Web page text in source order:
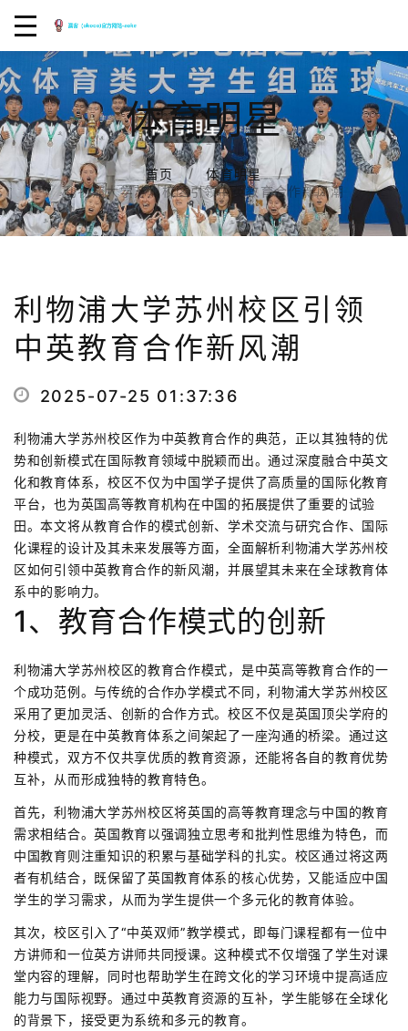
体育明星
首页
体育明星
利物浦大学苏州校区引领中英教育合作新风潮
利物浦大学苏州校区引领
中英教育合作新风潮
2025-07-25 01:37:36
利物浦大学苏州校区作为中英教育合作的典范，正以其独特的优
势和创新模式在国际教育领域中脱颖而出。通过深度融合中英文
化和教育体系，校区不仅为中国学子提供了高质量的国际化教育
平台，也为英国高等教育机构在中国的拓展提供了重要的试验
田。本文将从教育合作的模式创新、学术交流与研究合作、国际
化课程的设计及其未来发展等方面，全面解析利物浦大学苏州校
区如何引领中英教育合作的新风潮，并展望其未来在全球教育体
系中的影响力。
1、教育合作模式的创新
利物浦大学苏州校区的教育合作模式，是中英高等教育合作的一
个成功范例。与传统的合作办学模式不同，利物浦大学苏州校区
采用了更加灵活、创新的合作方式。校区不仅是英国顶尖学府的
分校，更是在中英教育体系之间架起了一座沟通的桥梁。通过这
种模式，双方不仅共享优质的教育资源，还能将各自的教育优势
互补，从而形成独特的教育特色。
首先，利物浦大学苏州校区将英国的高等教育理念与中国的教育
需求相结合。英国教育以强调独立思考和批判性思维为特色，而
中国教育则注重知识的积累与基础学科的扎实。校区通过将这两
者有机结合，既保留了英国教育体系的核心优势，又能适应中国
学生的学习需求，从而为学生提供一个多元化的教育体验。
其次，校区引入了“中英双师”教学模式，即每门课程都有一位中
方讲师和一位英方讲师共同授课。这种模式不仅增强了学生对课
堂内容的理解，同时也帮助学生在跨文化的学习环境中提高适应
能力与国际视野。通过中英教育资源的互补，学生能够在全球化
的背景下，接受更为系统和多元的教育。